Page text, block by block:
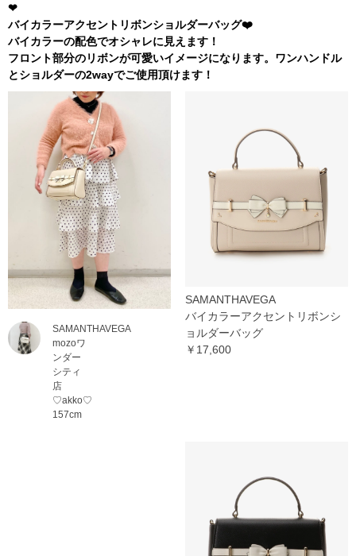
❤︎
バイカラーアクセントリボンショルダーバッグ❤️
バイカラーの配色でオシャレに見えます！
フロント部分のリボンが可愛いイメージになります。ワンハンドル
とショルダーの2wayでご使用頂けます！
SAMANTHAVEGA
mozoワ
ンダー
シティ
店
♡akko♡
157cm
SAMANTHAVEGA
バイカラーアクセントリボンシ
ョルダーバッグ
￥17,600